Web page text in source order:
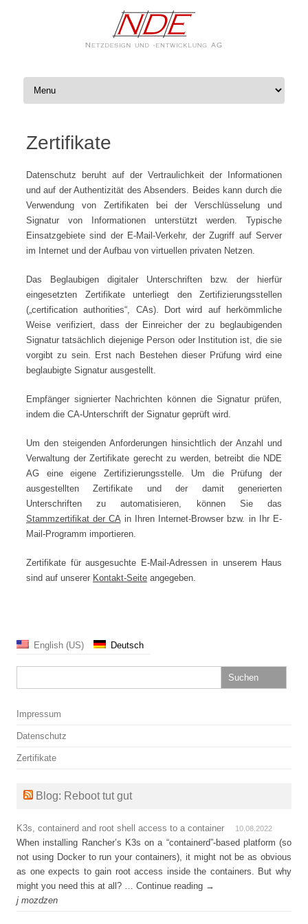
Zertifikate
Datenschutz beruht auf der Vertraulichkeit der Informationen
und auf der Authentizität des Absenders. Beides kann durch die
Verwendung von Zertifikaten bei der Verschlüsselung und
Signatur von Informationen unterstützt werden. Typische
Einsatzgebiete sind der E-Mail-Verkehr, der Zugriff auf Server
im Internet und der Aufbau von virtuellen privaten Netzen.
Das Beglaubigen digitaler Unterschriften bzw. der hierfür
eingesetzten Zertifikate unterliegt den Zertifizierungsstellen
(„certification authorities“, CAs). Dort wird auf herkömmliche
Weise verifiziert, dass der Einreicher der zu beglaubigenden
Signatur tatsächlich diejenige Person oder Institution ist, die sie
vorgibt zu sein. Erst nach Bestehen dieser Prüfung wird eine
beglaubigte Signatur ausgestellt.
Empfänger signierter Nachrichten können die Signatur prüfen,
indem die CA-Unterschrift der Signatur geprüft wird.
Um den steigenden Anforderungen hinsichtlich der Anzahl und
Verwaltung der Zertifikate gerecht zu werden, betreibt die NDE
AG eine eigene Zertifizierungsstelle. Um die Prüfung der
ausgestellten Zertifikate und der damit generierten
Unterschriften zu automatisieren, können Sie das
Stammzertifikat der CAin Ihren Internet-Browser bzw. in Ihr E-
Mail-Programm importieren.
Zertifikate für ausgesuchte E-Mail-Adressen in unserem Haus
sind auf unserer Kontakt-Seite angegeben.
English (US) Deutsch
nach:
Impressum
Datenschutz
Zertifikate
Blog: Reboot tut gut
K3s, containerd and root shell access to a container 10.08.2022
When installing Rancher’s K3s on a “containerd”-based platform (so
not using Docker to run your containers), it might not be as obvious
as one expects to gain root access inside the containers. But why
might you need this at all? … Continue reading →
j mozdzen